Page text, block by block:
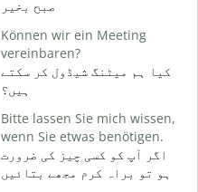
صبح بخیر
Können wir ein Meeting
vereinbaren?
کیا ہم میٹنگ شیڈول کر سکتے
ہیں؟
Bitte lassen Sie mich wissen,
wenn Sie etwas benötigen.
اگر آپ کو کسی چیز کی ضرورت
ہو تو براہ کرم مجھے بتائیں